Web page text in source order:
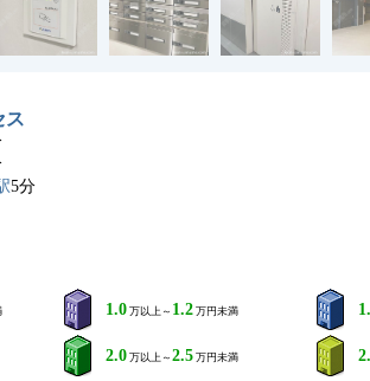
ス
5分
1.0 万以上～ 1.2 万円未満
2.0 万以上～ 2.5 万円未満